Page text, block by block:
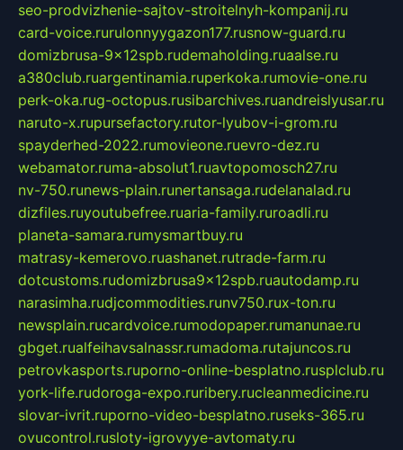
seo-prodvizhenie-sajtov-stroitelnyh-kompanij.ru
card-voice.rurulonnyygazon177.rusnow-guard.ru
domizbrusa-9x12spb.rudemaholding.ruaalse.ru
a380club.ruargentinamia.ruperkoka.rumovie-one.ru
perk-oka.rug-octopus.rusibarchives.ruandreislyusar.ru
naruto-x.rupursefactory.rutor-lyubov-i-grom.ru
spayderhed-2022.rumovieone.ruevro-dez.ru
webamator.ruma-absolut1.ruavtopomosch27.ru
nv-750.runews-plain.runertansaga.rudelanalad.ru
dizfiles.ruyoutubefree.ruaria-family.ruroadli.ru
planeta-samara.rumysmartbuy.ru
matrasy-kemerovo.ruashanet.rutrade-farm.ru
dotcustoms.rudomizbrusa9x12spb.ruautodamp.ru
narasimha.rudjcommodities.runv750.rux-ton.ru
newsplain.rucardvoice.rumodopaper.rumanunae.ru
gbget.rualfeihavsalnassr.rumadoma.rutajuncos.ru
petrovkasports.ruporno-online-besplatno.rusplclub.ru
york-life.rudoroga-expo.ruribery.rucleanmedicine.ru
slovar-ivrit.ruporno-video-besplatno.ruseks-365.ru
ovucontrol.rusloty-igrovyye-avtomaty.ru